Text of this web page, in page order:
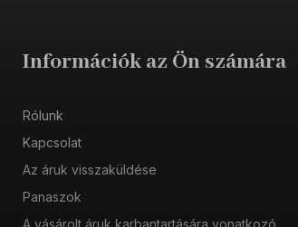
Információk az Ön számára
Rólunk
Kapcsolat
Az áruk visszaküldése
Panaszok
A vásárolt áruk karbantartására vonatkozó